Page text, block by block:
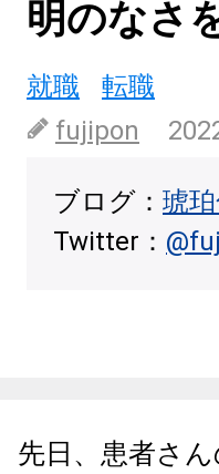
明のなさ
就職
転職
fujipon
ブログ： 琥
Twitter：
先日、患者さ